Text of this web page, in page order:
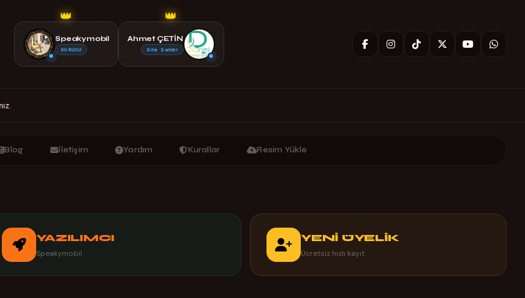
👑
Speakymobil
KURUCU
👑
Ahmet ÇETİN
Site Sahibi
Blog İletişim Yardım Kurallar Resim Yükle
YAZILIMCI
Speakymobil
YENİ ÜYELİK
Ücretsiz hızlı kayıt